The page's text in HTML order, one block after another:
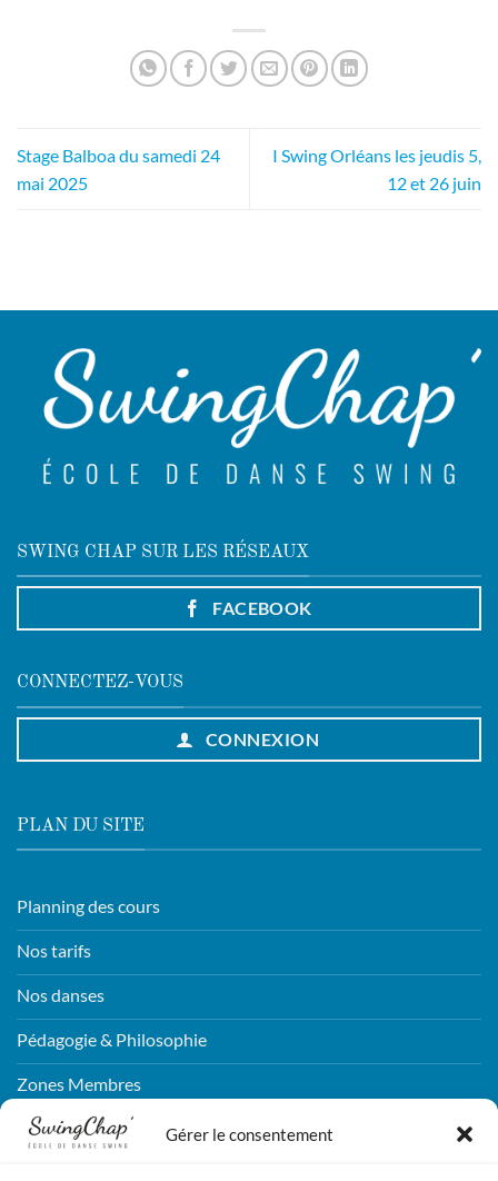
Gérer le consentement
Stage Balboa du samedi 24
mai 2025
I Swing Orléans les jeudis 5,
12 et 26 juin
SWING CHAP SUR LES RÉSEAUX
FACEBOOK
CONNECTEZ-VOUS
CONNEXION
PLAN DU SITE
Planning des cours
Nos tarifs
Nos danses
Pédagogie & Philosophie
Zones Membres
Connexion